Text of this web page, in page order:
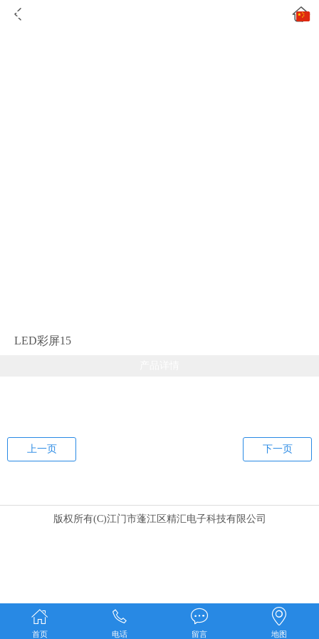
LED彩屏15
上一页 下一页
版权所有(C)江门市蓬江区精汇电子科技有限公司
首页 电话 留言 地图